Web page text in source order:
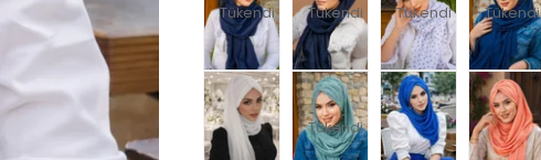
Tükendi Tükendi Tükendi Tükendi
Tükendi